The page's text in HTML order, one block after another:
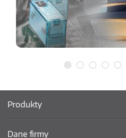
Produkty
Dane firmy